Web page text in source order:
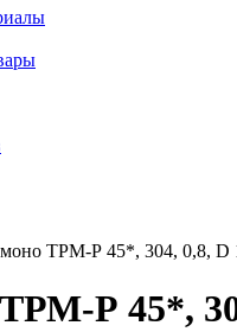
ТРМ-Р 45*, 304, 0,8, D
Р 45*,